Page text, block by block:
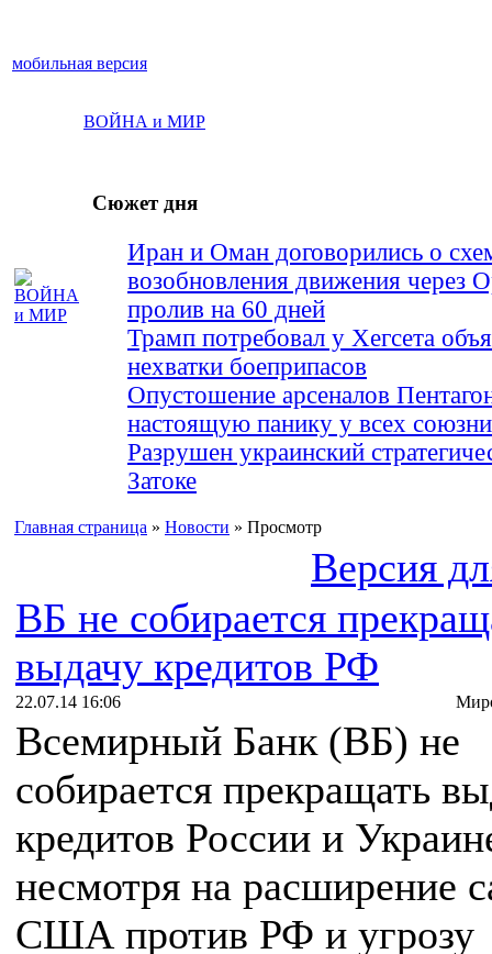
мобильная версия
ВОЙНА и МИР
Сюжет дня
Иран и Оман договорились о
возобновления движения через
пролив на 60 дней
Трамп потребовал у Хегсета
нехватки боеприпасов
Опустошение арсеналов
настоящую панику у всех
Разрушен украинский
Затоке
Главная страница » Новости » Просмотр
Версия
ВБ не собирается
выдачу кредитов РФ
22.07.14 16:06
Всемирный Банк (ВБ) не
собирается прекращать
кредитов России и
несмотря на расширение
США против РФ и угрозу